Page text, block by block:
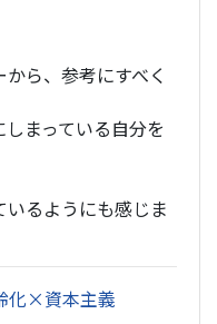
ら、参考にすべく
まっている自分を
るようにも感じま
化×資本主義